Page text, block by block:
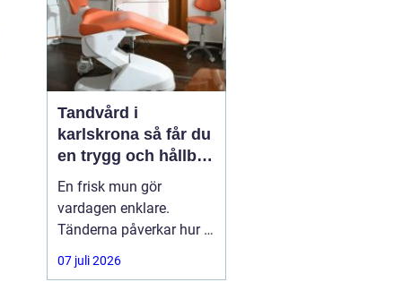
Tandvård i
karlskrona så får du
en trygg och hållbar
munhälsa
En frisk mun gör
vardagen enklare.
Tänderna påverkar hur vi
äter, hur vi pratar och hur
trygga vi känner oss i
07 juli 2026